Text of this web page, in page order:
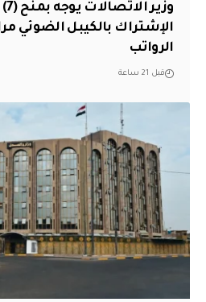
الإشتراك بالكيبل الضوئي
الرواتب
قبل 21 ساعة